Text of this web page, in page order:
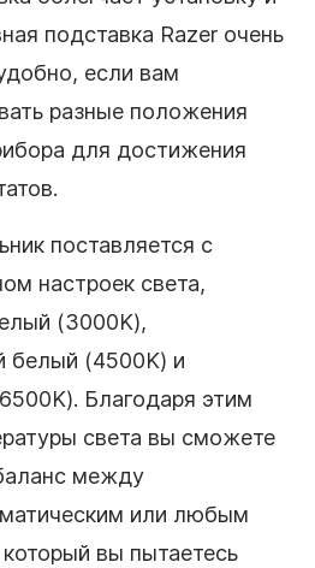
подставка Razer очень
если вам
разные положения
для достижения
поставляется с
настроек света,
(3000K),
белый (4500K) и
Благодаря этим
света вы сможете
между
или любым
вы пытаетесь